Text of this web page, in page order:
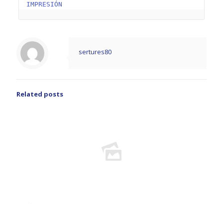
IMPRESIÓN
sertures80
Related posts